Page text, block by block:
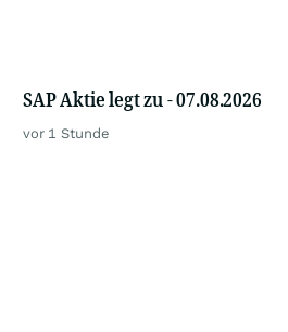
SAP Aktie legt zu - 07.08.2026
vor 1 Stunde